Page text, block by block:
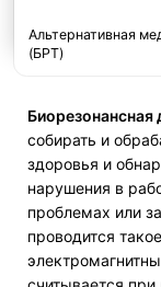
Альтернативная
(БРТ)
Биорезонансная
собирать и
здоровья и
нарушения в
проблемах или
проводится